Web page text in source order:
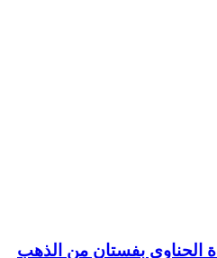
الحناوي بفستان من الذهب